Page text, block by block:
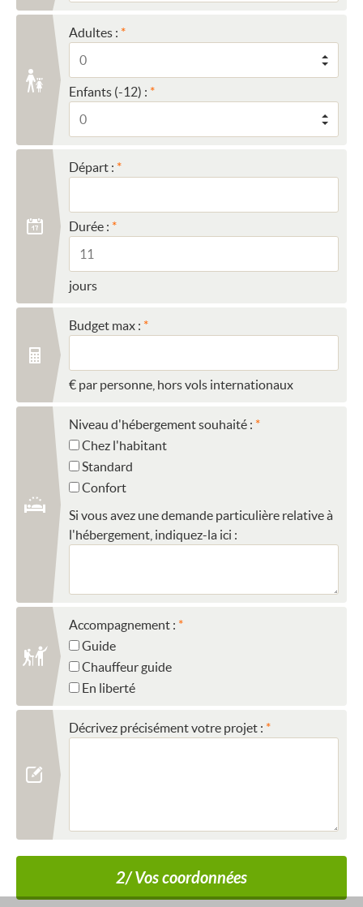
Adultes :
Enfants (-12) :
Départ :
Durée :
jours
Budget max :
€ par personne, hors vols internationaux
Niveau d'hébergement souhaité :
Chez l'habitant
Standard
Confort
Si vous avez une demande particulière relative à
l'hébergement, indiquez-la ici :
Accompagnement :
Guide
Chauffeur guide
En liberté
Décrivez précisément votre projet :
2/ Vos coordonnées